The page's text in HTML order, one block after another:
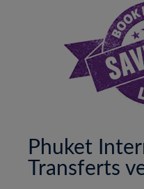
Phuket
Transferts